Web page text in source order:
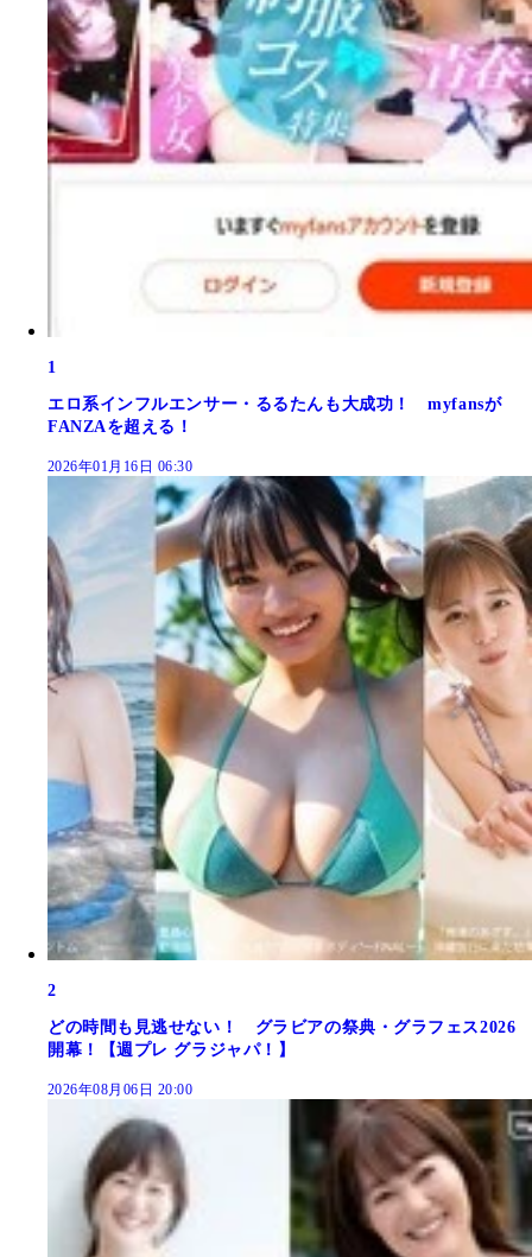
1
エロ系インフルエンサー・るるたんも大成功！ myfansが
FANZAを超える！
2026年01月16日 06:30
2
どの時間も見逃せない！ グラビアの祭典・グラフェス2026
開幕！【週プレ グラジャパ！】
2026年08月06日 20:00